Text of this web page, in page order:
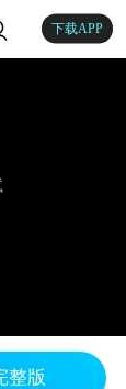
下载APP
整版